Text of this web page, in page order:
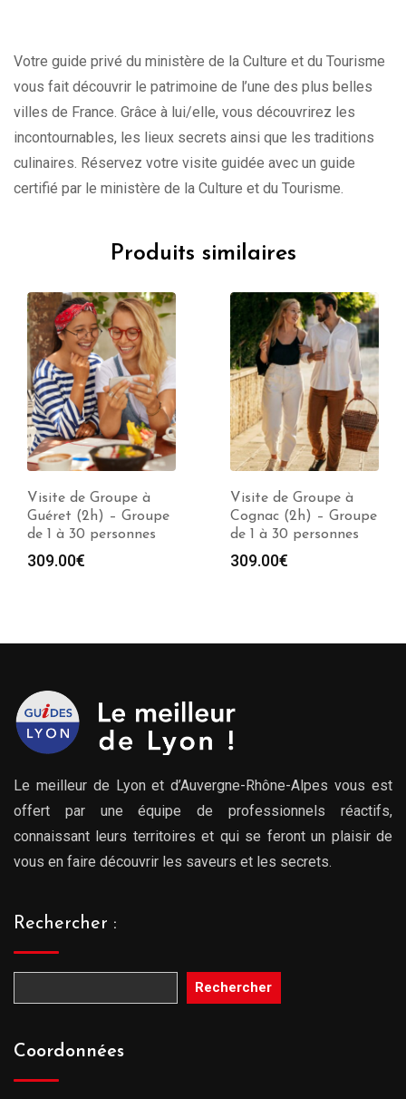
Votre guide privé du ministère de la Culture et du Tourisme
vous fait découvrir le patrimoine de l’une des plus belles
villes de France. Grâce à lui/elle, vous découvrirez les
incontournables, les lieux secrets ainsi que les traditions
culinaires. Réservez votre visite guidée avec un guide
certifié par le ministère de la Culture et du Tourisme.
Produits similaires
Visite de Groupe à
Guéret (2h) – Groupe
de 1 à 30 personnes
309.00€
Visite de Groupe à
Cognac (2h) – Groupe
de 1 à 30 personnes
309.00€
Le meilleur de Lyon et d’Auvergne-Rhône-Alpes vous est
offert par une équipe de professionnels réactifs,
connaissant leurs territoires et qui se feront un plaisir de
vous en faire découvrir les saveurs et les secrets.
Rechercher :
Rechercher
Coordonnées